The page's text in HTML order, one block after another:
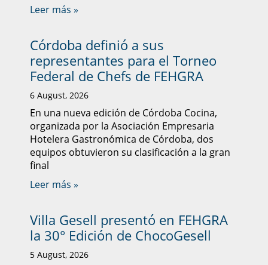
Leer más »
Córdoba definió a sus
representantes para el Torneo
Federal de Chefs de FEHGRA
6 August, 2026
En una nueva edición de Córdoba Cocina,
organizada por la Asociación Empresaria
Hotelera Gastronómica de Córdoba, dos
equipos obtuvieron su clasificación a la gran
final
Leer más »
Villa Gesell presentó en FEHGRA
la 30° Edición de ChocoGesell
5 August, 2026